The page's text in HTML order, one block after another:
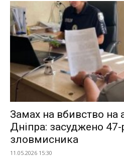
Замах на вбивство на
Дніпра: засуджено 47-
зловмисника
11.05.2026 15:30